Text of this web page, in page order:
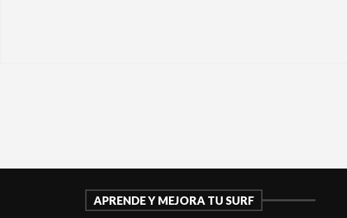
APRENDE Y MEJORA TU SURF